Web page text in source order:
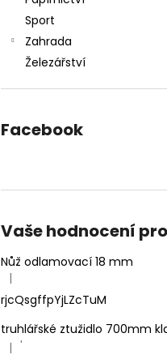
Sport
Zahrada
Železářství
Facebook
Vaše hodnocení
Nůž odlamovací 18 mm
Hodnocení produktu je 4 z 5
|
rjcQsgffpYjLZcTuM
truhlářské ztužidlo 700mm
Hodnocení produktu je 5 z 5
| '